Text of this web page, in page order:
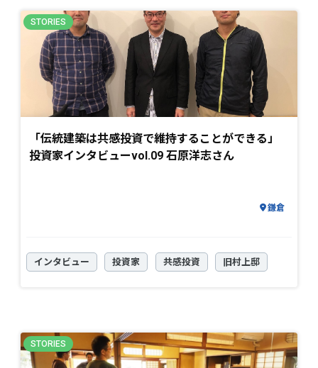
「伝統建築は共感投資で維持することができる」
投資家インタビューvol.09 石原洋志さん
鎌倉
インタビュー 投資家 共感投資 旧村上邸